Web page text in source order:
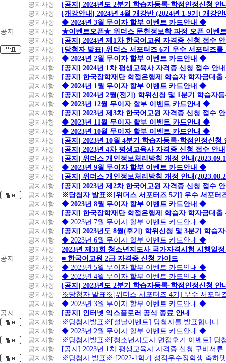
공지사항
[공지] 2024년도 2분기 학습자등록·학점인정신청 안
공지사항
[개강안내] 2024년 4월 개강반 (2024년 1-9기) 개강안
공지사항
◆ 2024년 3월 무이자 할부 이벤트 카드안내 ◆
공지
공지사항
★이벤트오픈★ 위더스 문헌정보학 과정 오픈 이벤
공지사항
[공지] 2024년 제1차 한국어교원 자격증 신청 접수
공지사항
[당첨자 발표] 위더스 서포터즈 6기 우수 서포터즈를
공지사항
◆ 2024년 2월 무이자 할부 이벤트 카드안내 ◆
공지사항
[공지] 2024년 1차 평생교육사 자격증 신청 접수 안내
공지사항
[공지] 한국장학재단 학점은행제 학습자 학자금대출
공지사항
◆ 2024년 1월 무이자 할부 이벤트 카드안내 ◆
공지사항
[공지] 2024년 2월(전기) 학위신청 및 1분기 학습자
공지사항
◆ 2023년 12월 무이자 할부 이벤트 카드안내 ◆
공지사항
[공지] 2023년 제3차 한국어교원 자격증 신청 접수
공지사항
◆ 2023년 11월 무이자 할부 이벤트 카드안내 ◆
공지사항
◆ 2023년 10월 무이자 할부 이벤트 카드안내 ◆
공지사항
[공지] 2023년 10월 4분기 학습자등록·학점인정신청
공지사항
[공지] 2023년 4차 평생교육사 자격증 신청 접수 안내
공지사항
[공지] 위더스 개인정보처리방침 개정 안내
공지사항
◆ 2023년 9월 무이자 할부 이벤트 카드안내 ◆
공지사항
[공지] 위더스 개인정보처리방침 개정 안내
공지사항
[공지] 2023년 제2차 한국어교원 자격증 신청 접수
공지사항
※당첨자 발표※[위더스 서포터즈 5기] 우수 서포터
공지사항
◆ 2023년 8월 무이자 할부 이벤트 카드안내 ◆
공지사항
[공지] 한국장학재단 학점은행제 학습자 학자금대출
공지사항
◆ 2023년 7월 무이자 할부 이벤트 카드안내 ◆
공지사항
[공지] 2023년도 8월(후기) 학위신청 및 3분기 학습
공지사항
◆ 2023년 6월 무이자 할부 이벤트 카드안내 ◆
공지사항
2023년 제31회 청소년지도사 국가자격시험 시행일
공지
공지사항
■ 한국어교원 2급 자격증 신청 가이드
공지사항
◆ 2023년 5월 무이자 할부 이벤트 카드안내 ◆
공지사항
◆ 2023년 4월 무이자 할부 이벤트 카드안내 ◆
공지사항
[공지] 2023년도 2분기 학습자등록·학점인정신청 안
공지사항
※당첨자 발표※[위더스 서포터즈 4기] 우수 서포터
공지사항
◆ 2023년 3월 무이자 할부 이벤트 카드안내 ◆
공지
공지사항
[공지] 인터넷 익스플로러 공식 종료 안내
공지사항
※당첨자발표※[설날이벤트] 당첨자를 발표합니다.
공지사항
◆ 2023년 2월 무이자 할부 이벤트 카드안내 ◆
공지사항
※당첨자발표※[청소년지도사 면접후기 이벤트] 당
공지사항
[공지] 2023년 1차 평생교육사 자격증 신청 구비서류
공지사항
※당첨자 발표※ [2022-1학기 성적우수장학생 축하